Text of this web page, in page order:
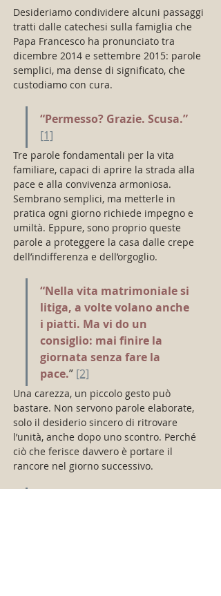
Desideriamo condividere alcuni passaggi
tratti dalle catechesi sulla famiglia che
Papa Francesco ha pronunciato tra
dicembre 2014 e settembre 2015: parole
semplici, ma dense di significato, che
custodiamo con cura.
“Permesso? Grazie. Scusa.”
[1]
Tre parole fondamentali per la vita
familiare, capaci di aprire la strada alla
pace e alla convivenza armoniosa.
Sembrano semplici, ma metterle in
pratica ogni giorno richiede impegno e
umiltà. Eppure, sono proprio queste
parole a proteggere la casa dalle crepe
dell’indifferenza e dell’orgoglio.
“Nella vita matrimoniale si
litiga, a volte volano anche
i piatti. Ma vi do un
consiglio: mai finire la
giornata senza fare la
pace.” [2]
Una carezza, un piccolo gesto può
bastare. Non servono parole elaborate,
solo il desiderio sincero di ritrovare
l’unità, anche dopo uno scontro. Perché
ciò che ferisce davvero è portare il
rancore nel giorno successivo.